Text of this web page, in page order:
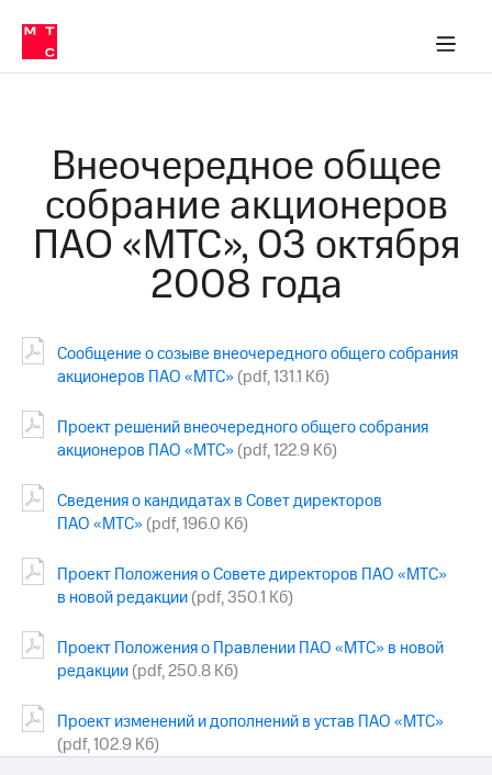
Медиа-центр
и акционерам
Устойчивое развитие
Комплаенс и деловая этика
компании
в МТС
История
компании
Руководство
региона
информация
Медиа-центр
Пресс-
МТС
Достижения
Финансовая
Контакты
Пресс-
релизы
МТС
о технологиях
Внеочередное общее
собрание акционеров
ПАО «МТС», 03 октября
2008 года
Сообщение о созыве внеочередного общего собрания
акционеров ПАО «МТС» (pdf, 131.1 Кб)
Проект решений внеочередного общего собрания
акционеров ПАО «МТС» (pdf, 122.9 Кб)
Сведения о кандидатах в Совет директоров
ПАО «МТС» (pdf, 196.0 Кб)
Проект Положения о Совете директоров ПАО «МТС»
в новой редакции(pdf, 350.1 Кб)
Проект Положения о Правлении ПАО «МТС» в новой
редакции(pdf, 250.8 Кб)
Проект изменений и дополнений в устав ПАО «МТС»
(pdf, 102.9 Кб)